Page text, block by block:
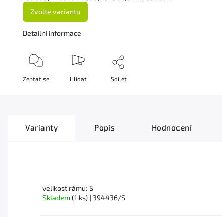
Zvolte variantu
Detailní informace
Zeptat se Hlídat Sdílet
Varianty Popis Hodnocení
velikost rámu: S
Skladem(1 ks) | 394436/S